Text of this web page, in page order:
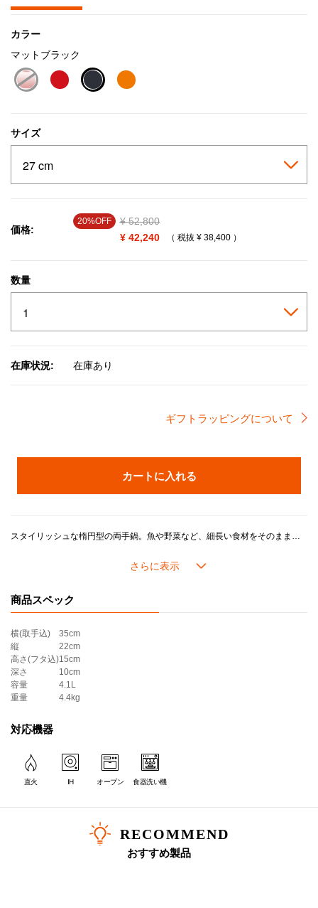
カラー
マットブラック
サイズ
価格:
20%OFF Price reduced from
¥ 52,800to
¥ 42,240
（ 税抜 ¥ 38,400 ）
数量
在庫状況: 在庫あり
ギフトラッピングについて
カートに入れる
スタイリッシュな楕円型の両手鍋。魚や野菜など、細長い食材をそのまま調理できるのが特徴。鶏を丸ごと使ったローストチキンや豪快な魚料理など、本格的なお料理に大活躍します。
ル・クルーゼの鍋がつくるおいしさのヒミツは、鋳物ホーローの高い熱伝導性と蓄熱性に加え、ル・クルーゼが誇るこだわりの製品設計にあります。
時代を越えて世界中のキッチンで愛され続けてきたル・クルーゼの鋳物ホーローウェア。鋳物ホーローならではの優れた熱伝導性と蓄熱性で、食材のうまみを最大限に引き出し、料理をおいしく仕上げます。 また、できたてのお料理をそのままテーブルへサーブすれば、温かいままお食事を楽しめます。洗練された美しさと多彩なカラーバリエーションは、食のライフスタイルを豊かに彩ります。
《分量の目安》
■27cm
人数：4～6人分
＊炊飯の場合、直径24cm以上のお鍋は、熱源によって炊きあがりにムラができる場合がございます。
＊｢マットブラック｣はマット加工が施されたカラーです。
＊｢マットブラック｣の内側はブラックマットホーローです。
＊アウトレット品相当（多少のムラや黒点、気泡がある、化粧箱にダメージがある等）のものが含まれます。ご了承の上、ご購入ください。
＊セール品の返品・交換はいたしかねます。
商品スペック
横(取手込)
35cm
縦
22cm
高さ(フタ込)15cm
深さ
10cm
容量
4.1L
重量
4.4kg
対応機器
直火 IH オーブン 食器洗い機
RECOMMEND
おすすめ製品